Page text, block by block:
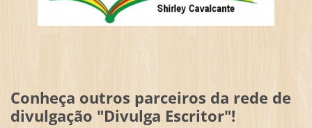
Conheça outros parceiros da rede de
divulgação "Divulga Escritor"!